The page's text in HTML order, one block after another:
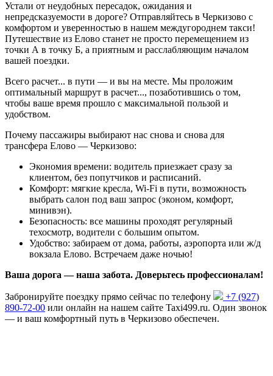
Устали от неудобных пересадок, ожидания и
непредсказуемости в дороге? Отправляйтесь в Черкизово с
комфортом и уверенностью в нашем междугороднем такси!
Путешествие из Елово станет не просто перемещением из
точки А в точку Б, а приятным и расслабляющим началом
вашей поездки.
Всего расчет... в пути — и вы на месте. Мы проложим
оптимальный маршрут в расчет..., позаботившись о том,
чтобы ваше время прошло с максимальной пользой и
удобством.
Почему пассажиры выбирают нас снова и снова для
трансфера Елово — Черкизово:
Экономия времени: водитель приезжает сразу за
клиентом, без попутчиков и расписаний.
Комфорт: мягкие кресла, Wi-Fi в пути, возможность
выбрать салон под ваш запрос (эконом, комфорт,
минивэн).
Безопасность: все машины проходят регулярный
техосмотр, водители с большим опытом.
Удобство: забираем от дома, работы, аэропорта или ж/д
вокзала Елово. Встречаем даже ночью!
Ваша дорога — наша забота. Доверьтесь профессионалам!
Забронируйте поездку прямо сейчас по телефону
+7 (927)
890-72-00 или онлайн на нашем сайте Taxi499.ru. Один звонок
— и ваш комфортный путь в Черкизово обеспечен.